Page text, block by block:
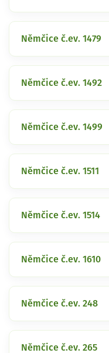
Němčice č.ev. 1479
Němčice č.ev. 1492
Němčice č.ev. 1499
Němčice č.ev. 1511
Němčice č.ev. 1514
Němčice č.ev. 1610
Němčice č.ev. 248
Němčice č.ev. 265